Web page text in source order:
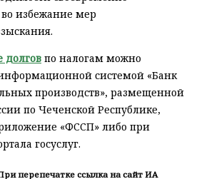
избежание мер
долгов по налогам можно
системой «Банк
производств», размещенной
по Чеченской Республике,
«ФССП» либо при
госуслуг.
перепечатке ссылка на сайт ИА